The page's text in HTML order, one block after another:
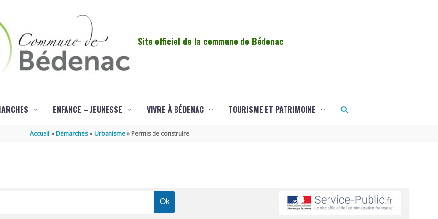
Site officiel de la commune de Bédenac
ENFANCE – JEUNESSE VIVRE À BÉDENAC TOURISME ET PATRIMOINE Rechercher
Accueil Démarches Urbanisme Permis de construire